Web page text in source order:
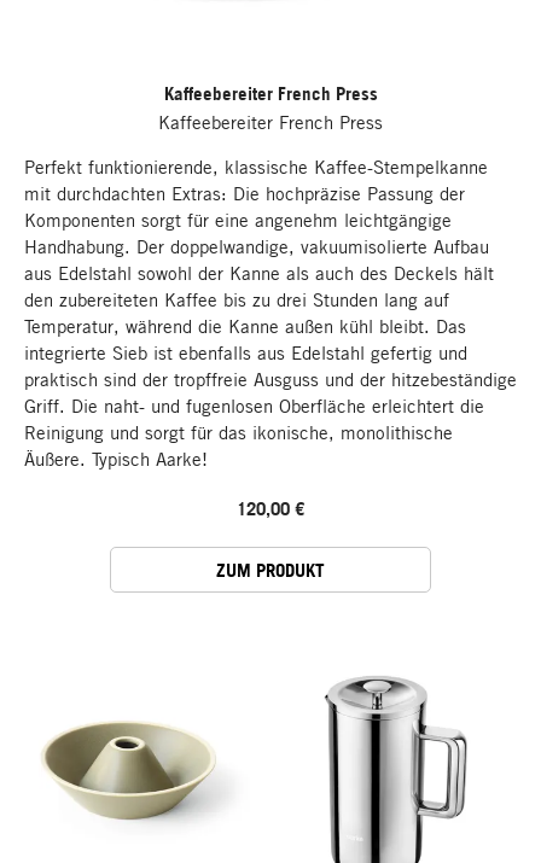
Kaffeebereiter French Press
Kaffeebereiter French Press
Perfekt funktionierende, klassische Kaffee-Stempelkanne
mit durchdachten Extras: Die hochpräzise Passung der
Komponenten sorgt für eine angenehm leichtgängige
Handhabung. Der doppelwandige, vakuumisolierte Aufbau
aus Edelstahl sowohl der Kanne als auch des Deckels hält
den zubereiteten Kaffee bis zu drei Stunden lang auf
Temperatur, während die Kanne außen kühl bleibt. Das
integrierte Sieb ist ebenfalls aus Edelstahl gefertig und
praktisch sind der tropffreie Ausguss und der hitzebeständige
Griff. Die naht- und fugenlosen Oberfläche erleichtert die
Reinigung und sorgt für das ikonische, monolithische
Äußere. Typisch Aarke!
120,00 €
ZUM PRODUKT